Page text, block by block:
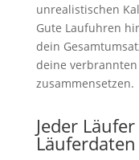
unrealistischen
Gute Laufuhren
dein
deine
zusammensetzen.
Jeder